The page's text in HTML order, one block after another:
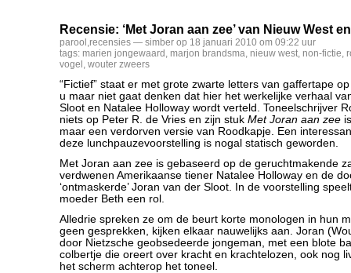
Recensie: ‘Met Joran aan zee’ van Nieuw West
parool ,recensies — simber op 18 januari 2010 om 09:22 uur
tags: marien jongewaard , marjon brandsma, nieuw west, non-fictie,
vogel , wouter zweers
“Fictief” staat er met grote zwarte letters van gaffertape
u maar niet gaat denken dat hier het werkelijke verhaal
Sloot en Natalee Holloway wordt verteld. Toneelschrijver
niets op Peter R. de Vries en zijn stuk Met Joran aan zee
maar een verdorven versie van Roodkapje. Een
deze lunchpauzevoorstelling is nogal statisch geworden.
Met Joran aan zee is gebaseerd op de geruchtmakende
verdwenen Amerikaanse tiener Natalee Holloway en de
‘ontmaskerde’ Joran van der Sloot. In de voorstelling
moeder Beth een rol.
Alledrie spreken ze om de beurt korte monologen in hun
geen gesprekken, kijken elkaar nauwelijks aan. Joran
door Nietzsche geobsedeerde jongeman, met een blote
colbertje die oreert over kracht en krachtelozen, ook nog
het scherm achterop het toneel.